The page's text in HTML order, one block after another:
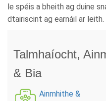
le spéis a bheith ag duine
dtairiscint ag earnáil ar leith.
Talmhaíocht,
& Bia
Ainmhithe &